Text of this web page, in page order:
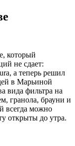
который
не сдает:
а теперь решил
в Марьиной
вида фильтра на
гранола, брауни и
всегда можно
открыты до утра.